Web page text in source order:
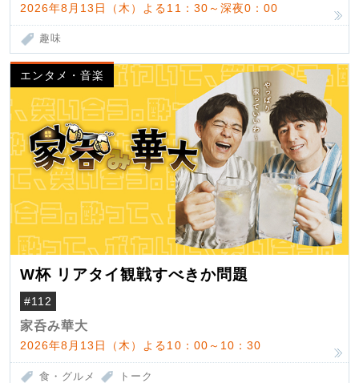
2026年8月13日（木）よる11：30～深夜0：00
趣味
エンタメ・音楽
W杯 リアタイ観戦すべきか問題
#112
家呑み華大
2026年8月13日（木）よる10：00～10：30
食・グルメ トーク